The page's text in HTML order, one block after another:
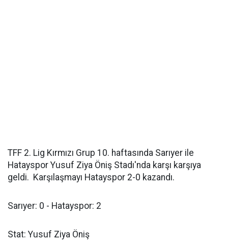
TFF 2. Lig Kırmızı Grup 10. haftasında Sarıyer ile
Hatayspor Yusuf Ziya Öniş Stadı'nda karşı karşıya
geldi. Karşılaşmayı Hatayspor 2-0 kazandı.
Sarıyer: 0 - Hatayspor: 2
Stat: Yusuf Ziya Öniş